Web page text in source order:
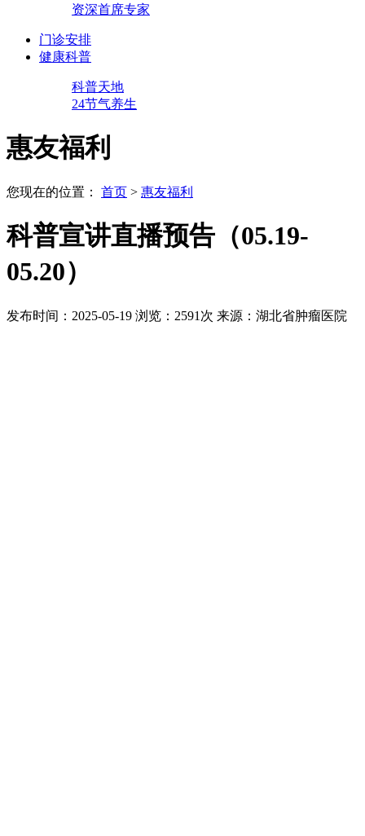
资深首席专家
门诊安排
健康科普
科普天地
24节气养生
惠友福利
您现在的位置： 首页 > 惠友福利
科普宣讲直播预告（05.19-
05.20）
发布时间：2025-05-19 浏览：2591次 来源：湖北省肿瘤医院